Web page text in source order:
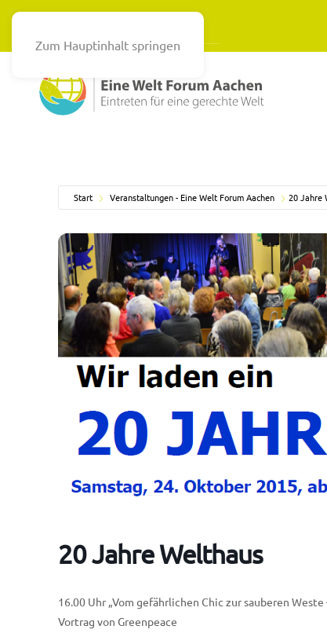
Zum Hauptinhalt springen
Start Veranstaltungen - Eine Welt Forum Aachen 20 Jahre
20 Jahre Welthaus
16.00 Uhr „Vom gefährlichen Chic zur sauberen
Vortrag von Greenpeace